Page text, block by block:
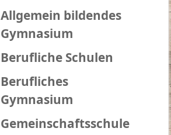
Allgemein bildendes
Gymnasium
Berufliche Schulen
Berufliches
Gymnasium
Gemeinschaftsschule